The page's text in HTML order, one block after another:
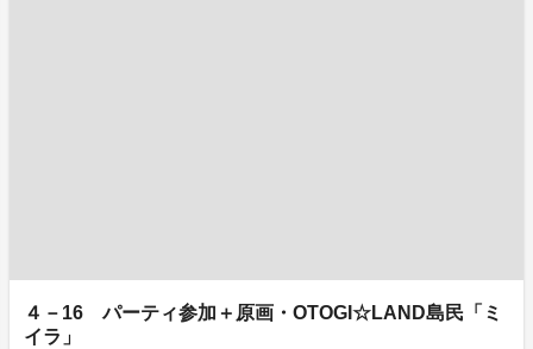
４－16 パーティ参加＋原画・OTOGI☆LAND島民「ミ
イラ」